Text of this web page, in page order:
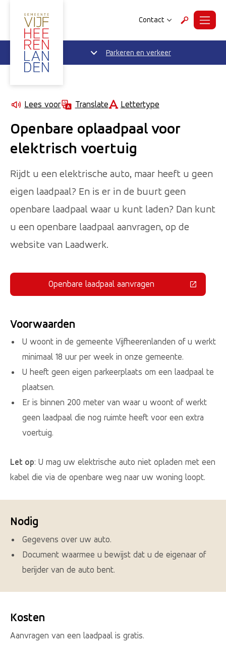
Contact ZoekenMenu
Parkeren en verkeer
Lees voor Translate Lettertype
Openbare oplaadpaal voor
elektrisch voertuig
Rijdt u een elektrische auto, maar heeft u geen
eigen laadpaal? En is er in de buurt geen
openbare laadpaal waar u kunt laden? Dan kunt
u een openbare laadpaal aanvragen, op de
website van Laadwerk.
Openbare laadpaal aanvragen(Deze link gaat naar een externe
Voorwaarden
U woont in de gemeente Vijfheerenlanden of u werkt
minimaal 18 uur per week in onze gemeente.
U heeft geen eigen parkeerplaats om een laadpaal te
plaatsen.
Er is binnen 200 meter van waar u woont of werkt
geen laadpaal die nog ruimte heeft voor een extra
voertuig.
Let op: U mag uw elektrische auto niet opladen met een
kabel die via de openbare weg naar uw woning loopt.
Nodig
Gegevens over uw auto.
Document waarmee u bewijst dat u de eigenaar of
berijder van de auto bent.
Kosten
Aanvragen van een laadpaal is gratis.